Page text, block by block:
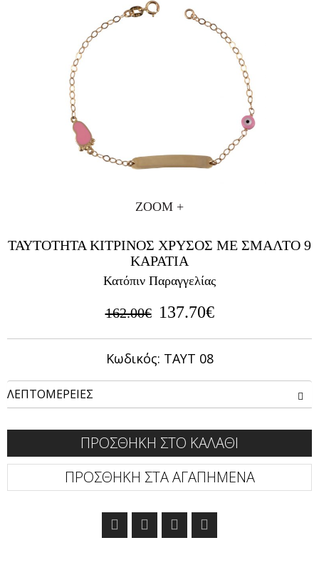
ZOOM +
ΤΑΥΤΟΤΗΤΑ ΚΙΤΡΙΝΟΣ ΧΡΥΣΟΣ ΜΕ ΣΜΑΛΤΟ 9
ΚΑΡΑΤΙΑ
Κατόπιν Παραγγελίας
162.00€ 137.70€
Κωδικός: ΤΑΥΤ 08
ΛΕΠΤΟΜΕΡΕΙΕΣ
ΠΡΟΣΘΗΚΗ ΣΤΟ ΚΑΛΑΘΙ
ΠΡΟΣΘΗΚΗ ΣΤΑ ΑΓΑΠΗΜΕΝΑ